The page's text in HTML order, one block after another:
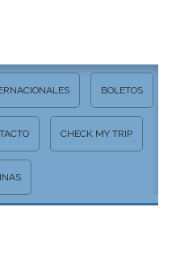
BOLETOS
CHECK MY TRIP